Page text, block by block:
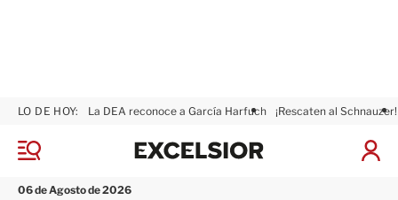
M
n
06 de Agosto de 2026
LO DE HOY: La DEA reconoce a García Harfuch ¡Rescaten al Schnauzer!
I
x